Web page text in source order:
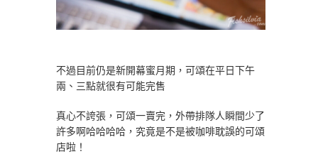
不過目前仍是新開幕蜜月期，可頌在平日下午
兩、三點就很有可能完售
真心不誇張，可頌一賣完，外帶排隊人瞬間少了
許多啊哈哈哈哈，究竟是不是被咖啡耽誤的可頌
店啦！